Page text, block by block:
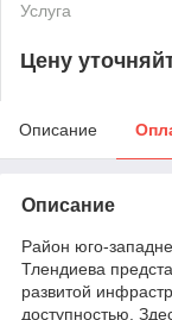
Услуга
Цену
Описание
Описание
Район юго-
Тлендиева
развитой
доступностью.